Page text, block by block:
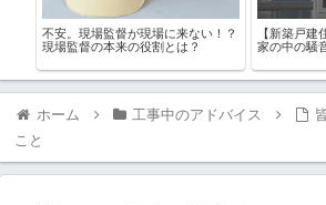
不安。現場監督が現場に来ない！？
現場監督の本来の役割とは？
【新築戸建
家の中の騒
ホーム 工事中のアドバイス
こと